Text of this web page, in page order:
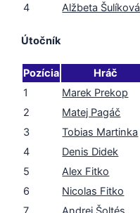
4
Alžbeta Šulíková
Útočník
Pozícia Hráč
1
Marek Prekop
2
Matej Pagáč
3
Tobias Martinka
4
Denis Didek
5
Alex Fitko
6
Nicolas Fitko